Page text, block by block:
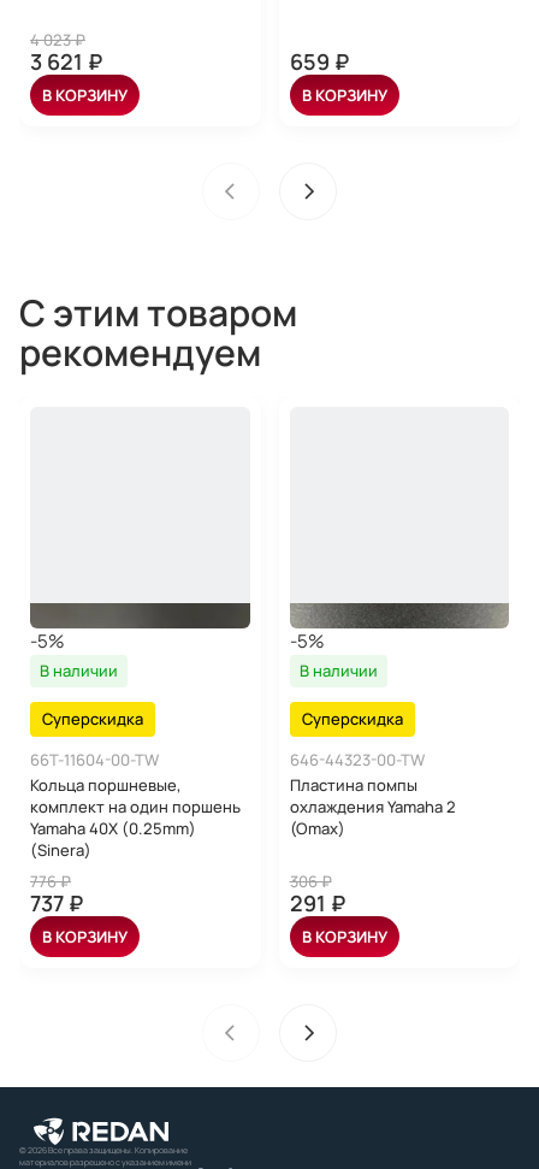
4 023 ₽
3 621 ₽
В КОРЗИНУ
659 ₽
В КОРЗИНУ
С этим товаром
рекомендуем
-5%
В наличии
Суперскидка
66T-11604-00-TW
Кольца поршневые,
комплект на один поршень
Yamaha 40X (0.25mm)
(Sinera)
776 ₽
737 ₽
В КОРЗИНУ
-5%
В наличии
Суперскидка
646-44323-00-TW
Пластина помпы
охлаждения Yamaha 2
(Omax)
306 ₽
291 ₽
В КОРЗИНУ
© 2026 Все права защищены. Копирование
материалов разрешено с указанием имени